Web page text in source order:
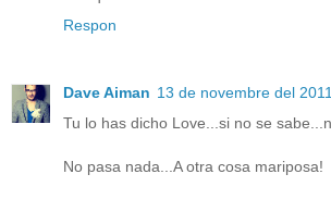
Respon
Dave Aiman 13 de novembre del
Tu lo has dicho Love...si no se
No pasa nada...A otra cosa mariposa!